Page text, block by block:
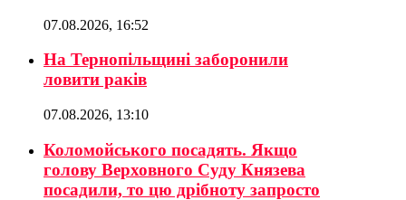
07.08.2026, 16:52
На Тернопільщині заборонили
ловити раків
07.08.2026, 13:10
Коломойського посадять. Якщо
голову Верховного Суду Князева
посадили, то цю дрібноту запросто